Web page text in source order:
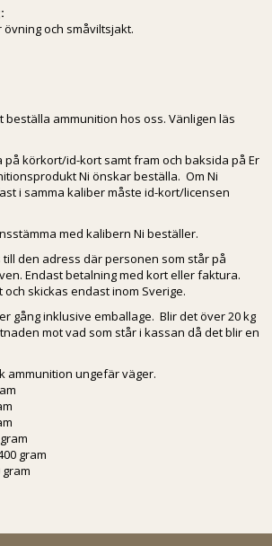
och småviltsjakt.
beställa ammunition hos oss. Vänligen läs
på körkort/id-kort samt fram och baksida på Er
Ni önskar beställa. Om Ni
i samma kaliber måste id-kort/licensen
med kalibern Ni beställer.
den adress där personen som står på
Endast betalning med kort eller faktura.
skickas endast inom Sverige.
gång inklusive emballage. Blir det över 20 kg
mot vad som står i kassan då det blir en
ammunition ungefär väger.
gram
gram